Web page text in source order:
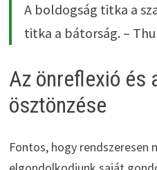
A boldogság titka a
titka a bátorság. –
Az önreflexió és
ösztönzése
Fontos, hogy rendszeresen